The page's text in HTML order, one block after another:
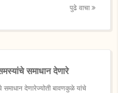
पुढे वाचा
समाधान देणारे
देणारेज्योती बावणकुळे यांचे